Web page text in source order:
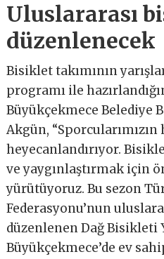
Uluslararası
düzenlenecek
Bisiklet takımının
programı ile
Büyükçekmece Belediye
Akgün, “Sporcularımızın
heyecanlandırıyor.
ve yaygınlaştırmak için
yürütüyoruz. Bu sezon
Federasyonu’nun
düzenlenen Dağ Bisikleti
Büyükçekmece’de ev